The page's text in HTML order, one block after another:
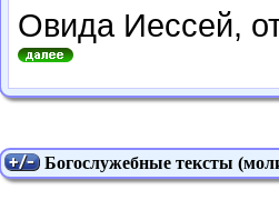
Овида Иессей,
Богослужебные тексты